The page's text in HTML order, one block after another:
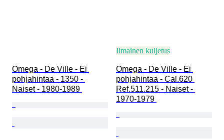
Omega - De Ville - Ei
pohjahintaa - 1350 -
Naiset - 1980-1989
Ilmainen kuljetus
Omega - De Ville - Ei
pohjahintaa - Cal.620
Ref.511.215 - Naiset -
1970-1979